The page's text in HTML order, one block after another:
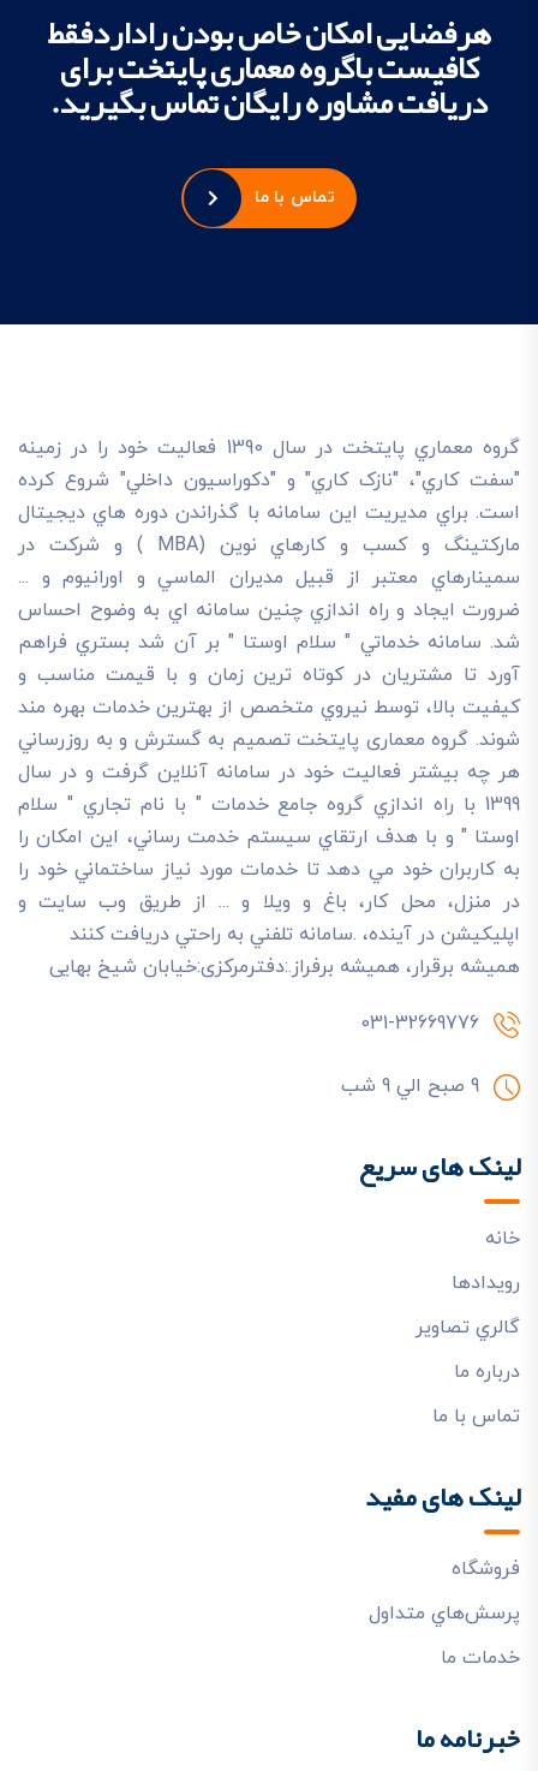
هرفضایی امکان خاص بودن راداردفقط
کافیست باگروه معماری پایتخت برای
دریافت مشاوره رایگان تماس بگیرید.
تماس با ما
گروه معماري پايتخت در سال 1390 فعاليت خود را در زمينه
"سفت کاري"، "نازک کاري" و "دکوراسيون داخلي" شروع کرده
است. براي مديريت اين سامانه با گذراندن دوره هاي ديجيتال
مارکتينگ و کسب و کارهاي نوين (MBA ) و شرکت در
سمينارهاي معتبر از قبيل مديران الماسي و اورانيوم و ...
ضرورت ايجاد و راه اندازي چنين سامانه اي به وضوح احساس
شد. سامانه خدماتي " سلام اوستا " بر آن شد بستري فراهم
آورد تا مشتريان در کوتاه ترين زمان و با قيمت مناسب و
کيفيت بالا، توسط نيروي متخصص از بهترين خدمات بهره مند
شوند. گروه معماری پایتخت تصميم به گسترش و به روزرساني
هر چه بيشتر فعاليت خود در سامانه آنلاين گرفت و در سال
1399 با راه اندازي گروه جامع خدمات " با نام تجاري " سلام
اوستا " و با هدف ارتقاي سيستم خدمت رساني، اين امکان را
به کاربران خود مي دهد تا خدمات مورد نياز ساختماني خود را
در منزل، محل کار، باغ و ويلا و ... از طريق وب سايت و
اپليکيشن در آينده، .سامانه تلفني به راحتي دريافت کنند
هميشه برقرار، هميشه برفراز.:دفترمرکزی:خیابان شیخ بهایی
031-32669776
9 صبح الي 9 شب
لینک های سریع
خانه
رويدادها
گالري تصاوير
درباره ما
تماس با ما
لینک های مفید
فروشگاه
پرسش‌هاي متداول
خدمات ما
خبرنامه ما